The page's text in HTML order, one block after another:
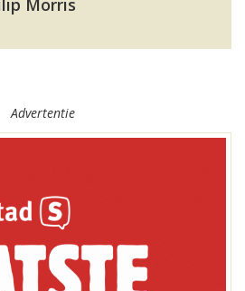
Morris
Advertentie